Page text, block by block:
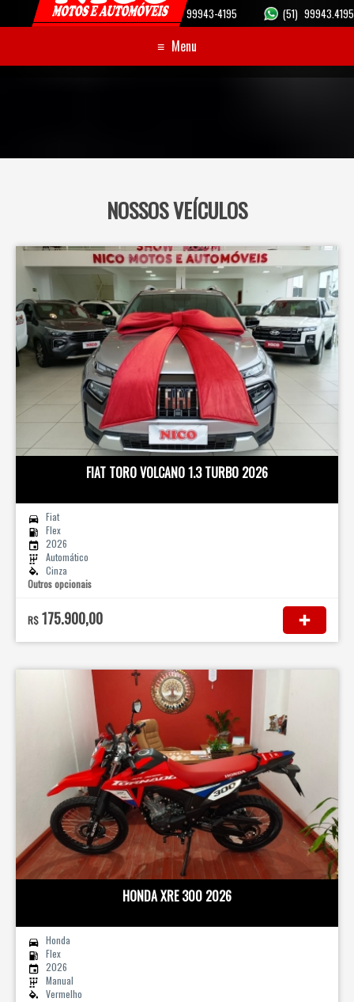
(51) 99943-4195 (51) 99943.4195
≡ Menu
NOSSOS VEÍCULOS
FIAT TORO VOLCANO 1.3 TURBO 2026
Fiat
Flex
2026
Automático
Cinza
Outros opcionais
R$ 175.900,00
HONDA XRE 300 2026
Honda
Flex
2026
Manual
Vermelho